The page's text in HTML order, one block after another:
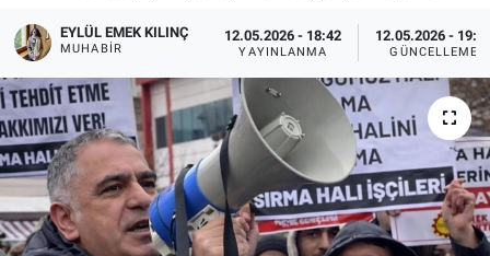
EYLÜL EMEK KILINÇ
MUHABIR
12.05.2026 - 18:42
YAYINLANMA
12.05.2026 -
GÜNCELLEME